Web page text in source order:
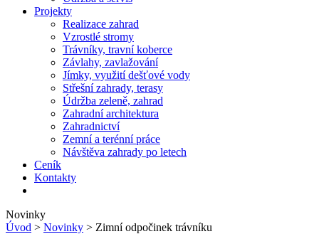
Projekty
Realizace zahrad
Vzrostlé stromy
Trávníky, travní koberce
Závlahy, zavlažování
Jímky, využití dešťové vody
Střešní zahrady, terasy
Údržba zeleně, zahrad
Zahradní architektura
Zahradnictví
Zemní a terénní práce
Návštěva zahrady po letech
Ceník
Kontakty
Novinky
Úvod > Novinky > Zimní odpočinek trávníku